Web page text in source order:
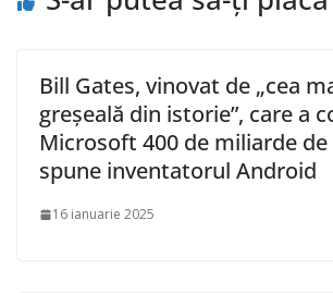
Bill Gates, vinovat de „cea
greșeală din istorie”, care a
Microsoft 400 de miliarde
spune inventatorul Android
16 ianuarie 2025